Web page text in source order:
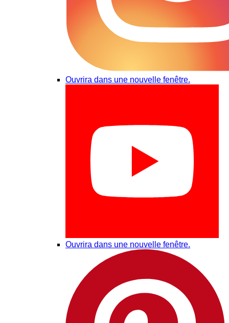
Ouvrira dans une nouvelle fenêtre.
Ouvrira dans une nouvelle fenêtre.